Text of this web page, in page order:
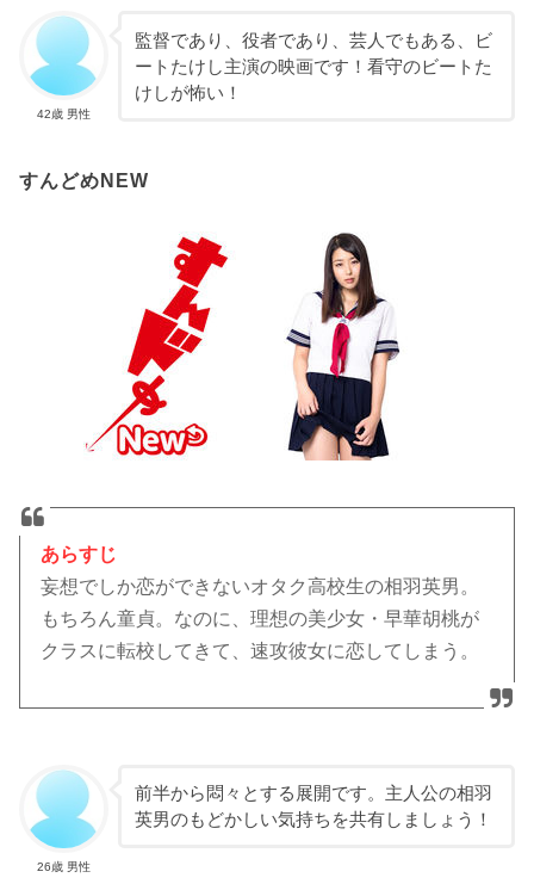
42歳 男性
監督であり、役者であり、芸人でもある、ビ
ートたけし主演の映画です！看守のビートた
けしが怖い！
すんどめNEW
あらすじ
妄想でしか恋ができないオタク高校生の相羽英男。
もちろん童貞。なのに、理想の美少女・早華胡桃が
クラスに転校してきて、速攻彼女に恋してしまう。
26歳 男性
前半から悶々とする展開です。主人公の相羽
英男のもどかしい気持ちを共有しましょう！